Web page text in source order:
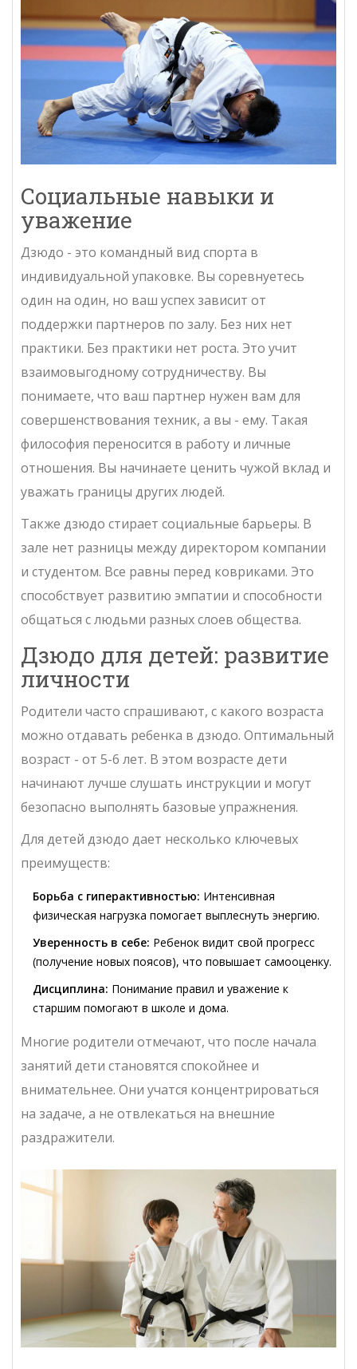
Социальные навыки и
уважение
Дзюдо - это командный вид спорта в
индивидуальной упаковке. Вы соревнуетесь
один на один, но ваш успех зависит от
поддержки партнеров по залу. Без них нет
практики. Без практики нет роста. Это учит
взаимовыгодному сотрудничеству. Вы
понимаете, что ваш партнер нужен вам для
совершенствования техник, а вы - ему. Такая
философия переносится в работу и личные
отношения. Вы начинаете ценить чужой вклад и
уважать границы других людей.
Также дзюдо стирает социальные барьеры. В
зале нет разницы между директором компании
и студентом. Все равны перед ковриками. Это
способствует развитию эмпатии и способности
общаться с людьми разных слоев общества.
Дзюдо для детей: развитие
личности
Родители часто спрашивают, с какого возраста
можно отдавать ребенка в дзюдо. Оптимальный
возраст - от 5-6 лет. В этом возрасте дети
начинают лучше слушать инструкции и могут
безопасно выполнять базовые упражнения.
Для детей дзюдо дает несколько ключевых
преимуществ:
Борьба с гиперактивностью: Интенсивная
физическая нагрузка помогает выплеснуть энергию.
Уверенность в себе: Ребенок видит свой прогресс
(получение новых поясов), что повышает самооценку.
Дисциплина: Понимание правил и уважение к
старшим помогают в школе и дома.
Многие родители отмечают, что после начала
занятий дети становятся спокойнее и
внимательнее. Они учатся концентрироваться
на задаче, а не отвлекаться на внешние
раздражители.